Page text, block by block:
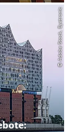
© Adobe Stock, Eyetronic